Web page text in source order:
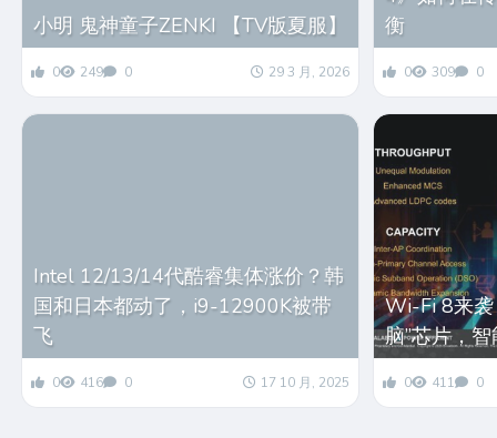
小明 鬼神童子ZENKI 【TV版夏服】
0 249 0 29 3 月, 2026
衡
0 309 0
Intel 12/13/14代酷睿集体涨价？韩
国和日本都动了，i9-12900K被带
飞
0 416 0 17 10 月, 2025
Wi-Fi 8来袭
脑”芯片，
0 411 0